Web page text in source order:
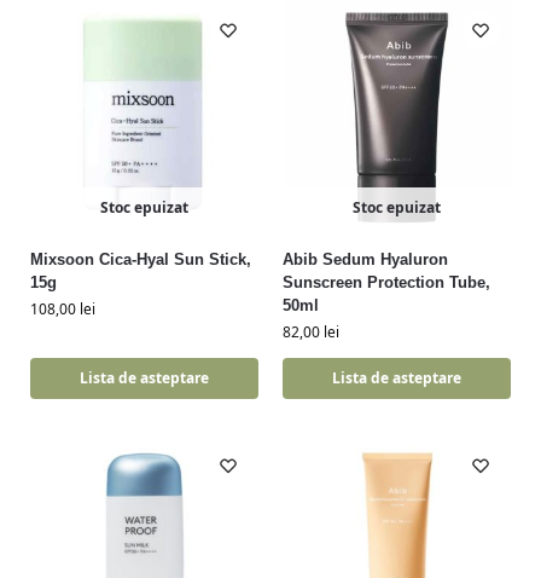
Stoc epuizat
Mixsoon Cica-Hyal Sun Stick,
15g
108,00 lei
Lista de asteptare
Stoc epuizat
Abib Sedum Hyaluron
Sunscreen Protection Tube,
50ml
82,00 lei
Lista de asteptare